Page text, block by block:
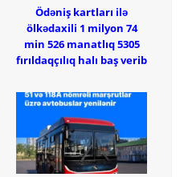
Ödəniş kartları ilə
ölkədaxili 1 milyon 74
min 526 manatlıq 5305
fırıldaqçılıq halı baş verib